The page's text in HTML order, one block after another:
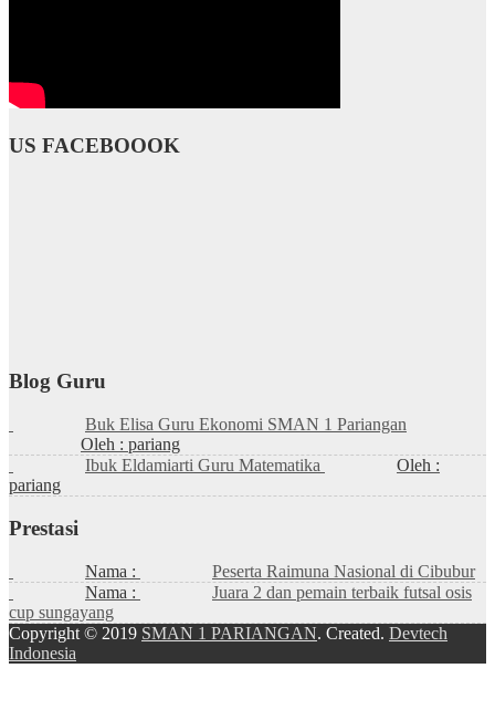
US FACEBOOOK
Blog Guru
Buk Elisa Guru Ekonomi SMAN 1 Pariangan
Oleh : pariang
Ibuk Eldamiarti Guru Matematika
Oleh :
pariang
Prestasi
Nama :
Peserta Raimuna Nasional di Cibubur
Nama :
Juara 2 dan pemain terbaik futsal osis
cup sungayang
Copyright © 2019 SMAN 1 PARIANGAN. Created. Devtech
Indonesia